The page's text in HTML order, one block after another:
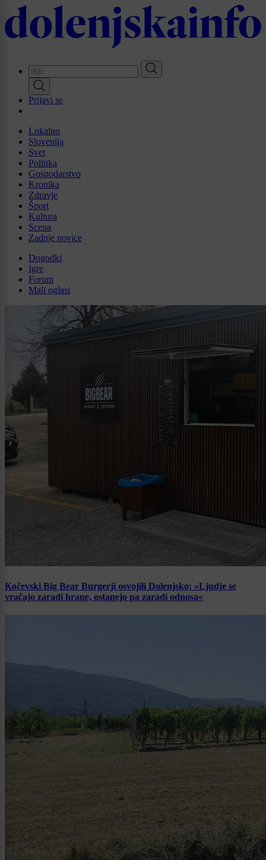
Skip
to
main
Prijavi se
Lokalno
Slovenija
Svet
Politika
Gospodarstvo
Kronika
Zdravje
Šport
Kultura
Scena
Zadnje novice
Dogodki
Igre
Forum
Mali oglasi
Kočevski Big Bear Burgerji osvojili Dolenjsko: »Ljudje se
vračajo zaradi hrane, ostanejo pa zaradi odnosa«